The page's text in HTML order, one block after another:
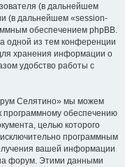
(в дальнейшем
(в дальнейшем «session-
обеспечением phpBB.
одной из тем конференции
хранения информации о
удобство работы с
Селятино» мы можем
программному обеспечению
целью которого
программным
вашей информации
форум. Этими данными